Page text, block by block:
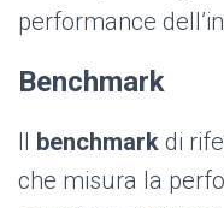
performance
Benchmark
Il benchmark di
che misura la